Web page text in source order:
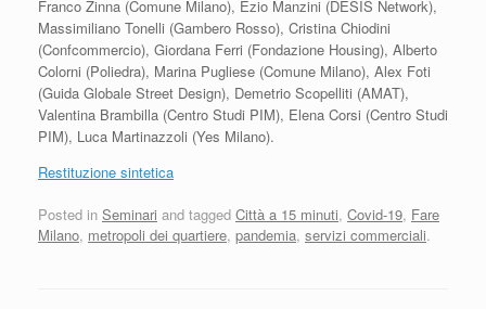
Franco Zinna (Comune Milano), Ezio Manzini (DESIS Network),
Massimiliano Tonelli (Gambero Rosso), Cristina Chiodini
(Confcommercio), Giordana Ferri (Fondazione Housing), Alberto
Colorni (Poliedra), Marina Pugliese (Comune Milano), Alex Foti
(Guida Globale Street Design), Demetrio Scopelliti (AMAT),
Valentina Brambilla (Centro Studi PIM), Elena Corsi (Centro Studi
PIM), Luca Martinazzoli (Yes Milano).
Restituzione sintetica
Posted in Seminari and tagged Città a 15 minuti, Covid-19, Fare
Milano, metropoli dei quartiere, pandemia, servizi commerciali.